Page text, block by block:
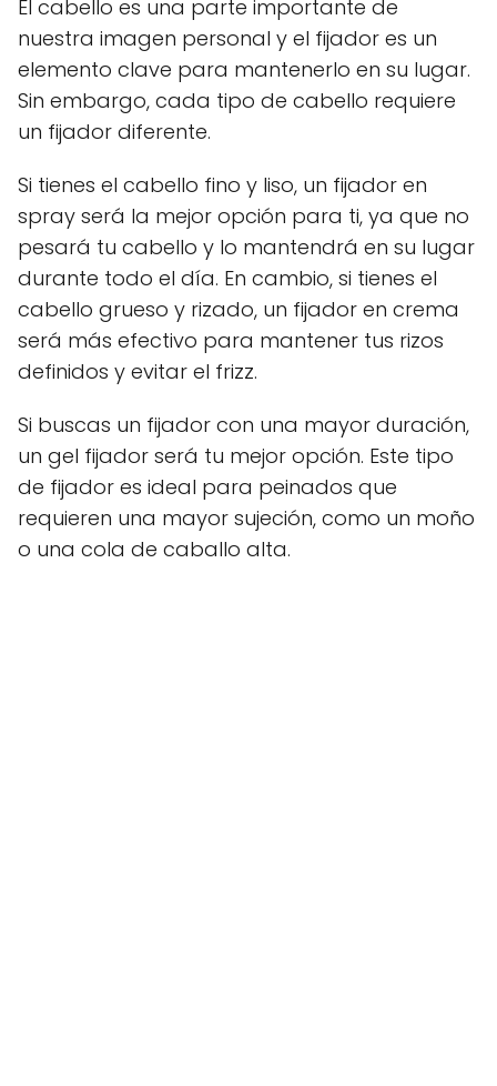
El cabello es una parte importante de
nuestra imagen personal y el fijador es un
elemento clave para mantenerlo en su lugar.
Sin embargo, cada tipo de cabello requiere
un fijador diferente.
Si tienes el cabello fino y liso, un fijador en
spray será la mejor opción para ti, ya que no
pesará tu cabello y lo mantendrá en su lugar
durante todo el día. En cambio, si tienes el
cabello grueso y rizado, un fijador en crema
será más efectivo para mantener tus rizos
definidos y evitar el frizz.
Si buscas un fijador con una mayor duración,
un gel fijador será tu mejor opción. Este tipo
de fijador es ideal para peinados que
requieren una mayor sujeción, como un moño
o una cola de caballo alta.